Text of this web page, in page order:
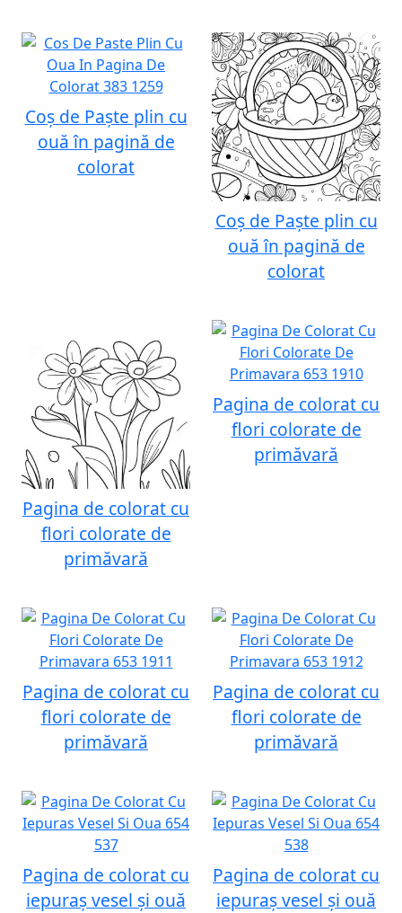
Coș de Paște plin cu
ouă în pagină de
colorat
Coș de Paște plin cu
ouă în pagină de
colorat
Pagina de colorat cu
flori colorate de
primăvară
Pagina de colorat cu
flori colorate de
primăvară
Pagina de colorat cu
flori colorate de
primăvară
Pagina de colorat cu
flori colorate de
primăvară
Pagina de colorat cu
iepuraș vesel și ouă
Pagina de colorat cu
iepuraș vesel și ouă